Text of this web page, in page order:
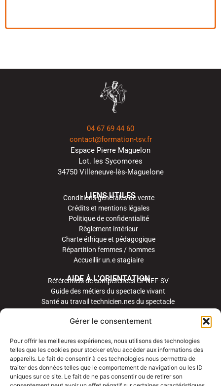
Gérer le consentement
Pour offrir les meilleures expériences, nous utilisons des technologies
telles que les cookies pour stocker et/ou accéder aux informations des
appareils. Le fait de consentir à ces technologies nous permettra de
traiter des données telles que le comportement de navigation ou les ID
uniques sur ce site. Le fait de ne pas consentir ou de retirer son
04 67 69 44 60
contact@formation-tsv.fr
Espace Pierre Maguelon
Lot. les Sycomores
34750 Villeneuve-lès-Maguelone
LIENS UTILES
Conditions générales de vente
Crédits et mentions légales
Politique de confidentialité
Règlement intérieur
Charte éthique et pédagogique
Répartition femmes / hommes
Accueillir un.e stagiaire
AIDE À L’ORIENTATION
Référentiels de compétences CPNEF-SV
Guide des métiers du spectacle vivant
Santé au travail technicien.nes du spectacle